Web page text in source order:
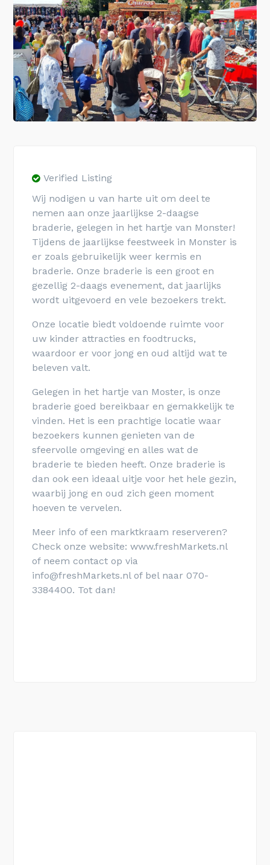
Verified Listing
Wij nodigen u van harte uit om deel te
nemen aan onze jaarlijkse 2-daagse
braderie, gelegen in het hartje van Monster!
Tijdens de jaarlijkse feestweek in Monster is
er zoals gebruikelijk weer kermis en
braderie. Onze braderie is een groot en
gezellig 2-daags evenement, dat jaarlijks
wordt uitgevoerd en vele bezoekers trekt.
Onze locatie biedt voldoende ruimte voor
uw kinder attracties en foodtrucks,
waardoor er voor jong en oud altijd wat te
beleven valt.
Gelegen in het hartje van Moster, is onze
braderie goed bereikbaar en gemakkelijk te
vinden. Het is een prachtige locatie waar
bezoekers kunnen genieten van de
sfeervolle omgeving en alles wat de
braderie te bieden heeft. Onze braderie is
dan ook een ideaal uitje voor het hele gezin,
waarbij jong en oud zich geen moment
hoeven te vervelen.
Meer info of een marktkraam reserveren?
Check onze website: www.freshMarkets.nl
of neem contact op via
info@freshMarkets.nl of bel naar 070-
3384400. Tot dan!